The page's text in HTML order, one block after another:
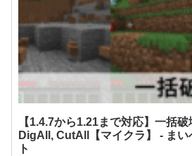
【1.4.7から1.21まで対応】一括
DigAll, CutAll【マイクラ】 - まい
ト